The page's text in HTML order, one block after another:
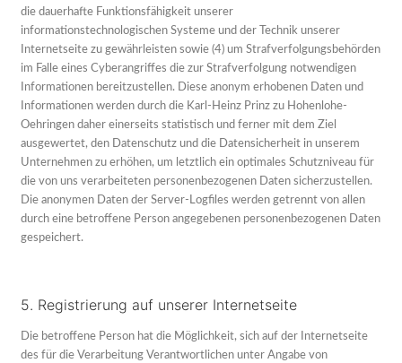
die dauerhafte Funktionsfähigkeit unserer
informationstechnologischen Systeme und der Technik unserer
Internetseite zu gewährleisten sowie (4) um Strafverfolgungsbehörden
im Falle eines Cyberangriffes die zur Strafverfolgung notwendigen
Informationen bereitzustellen. Diese anonym erhobenen Daten und
Informationen werden durch die Karl-Heinz Prinz zu Hohenlohe-
Oehringen daher einerseits statistisch und ferner mit dem Ziel
ausgewertet, den Datenschutz und die Datensicherheit in unserem
Unternehmen zu erhöhen, um letztlich ein optimales Schutzniveau für
die von uns verarbeiteten personenbezogenen Daten sicherzustellen.
Die anonymen Daten der Server-Logfiles werden getrennt von allen
durch eine betroffene Person angegebenen personenbezogenen Daten
gespeichert.
5. Registrierung auf unserer Internetseite
Die betroffene Person hat die Möglichkeit, sich auf der Internetseite
des für die Verarbeitung Verantwortlichen unter Angabe von